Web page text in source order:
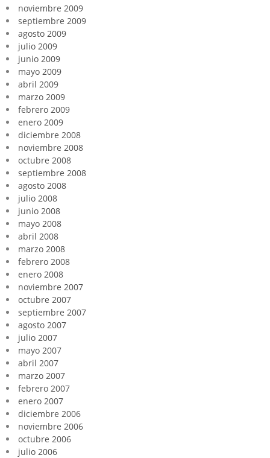
noviembre 2009
septiembre 2009
agosto 2009
julio 2009
junio 2009
mayo 2009
abril 2009
marzo 2009
febrero 2009
enero 2009
diciembre 2008
noviembre 2008
octubre 2008
septiembre 2008
agosto 2008
julio 2008
junio 2008
mayo 2008
abril 2008
marzo 2008
febrero 2008
enero 2008
noviembre 2007
octubre 2007
septiembre 2007
agosto 2007
julio 2007
mayo 2007
abril 2007
marzo 2007
febrero 2007
enero 2007
diciembre 2006
noviembre 2006
octubre 2006
julio 2006